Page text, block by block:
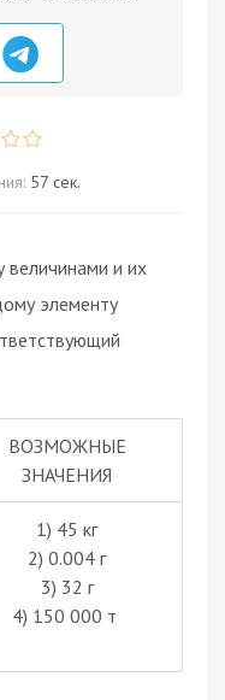
57 сек.
величинами и их
элементу
ВОЗМОЖНЫЕ
ЗНАЧЕНИЯ
1) 45 кг
2) 0.004 г
3) 32 г
4) 150 000 т